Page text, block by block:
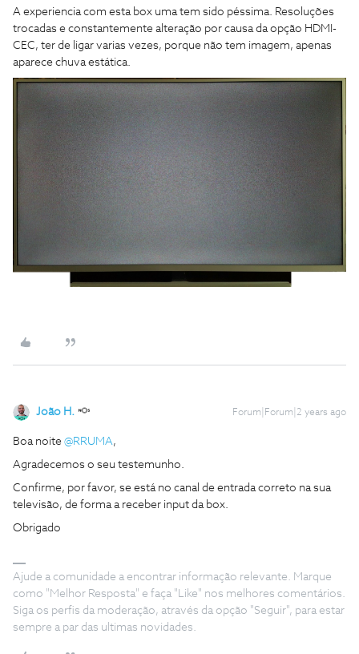
A experiencia com esta box uma tem sido péssima. Resoluções
trocadas e constantemente alteração por causa da opção HDMI-
CEC, ter de ligar varias vezes, porque não tem imagem, apenas
aparece chuva estática.
João H. Forum|Forum|2 years ago
Boa noite @RRUMA,
Agradecemos o seu testemunho.
Confirme, por favor, se está no canal de entrada correto na sua
televisão, de forma a receber input da box.
Obrigado
Ajude a comunidade a encontrar informação relevante. Marque
como "Melhor Resposta" e faça "Like" nos melhores comentários.
Siga os perfis da moderação, através da opção "Seguir", para estar
sempre a par das ultimas novidades.